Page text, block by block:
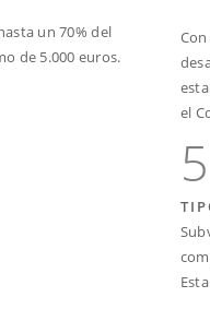
un 70% del
de 5.000 euros.
el
5